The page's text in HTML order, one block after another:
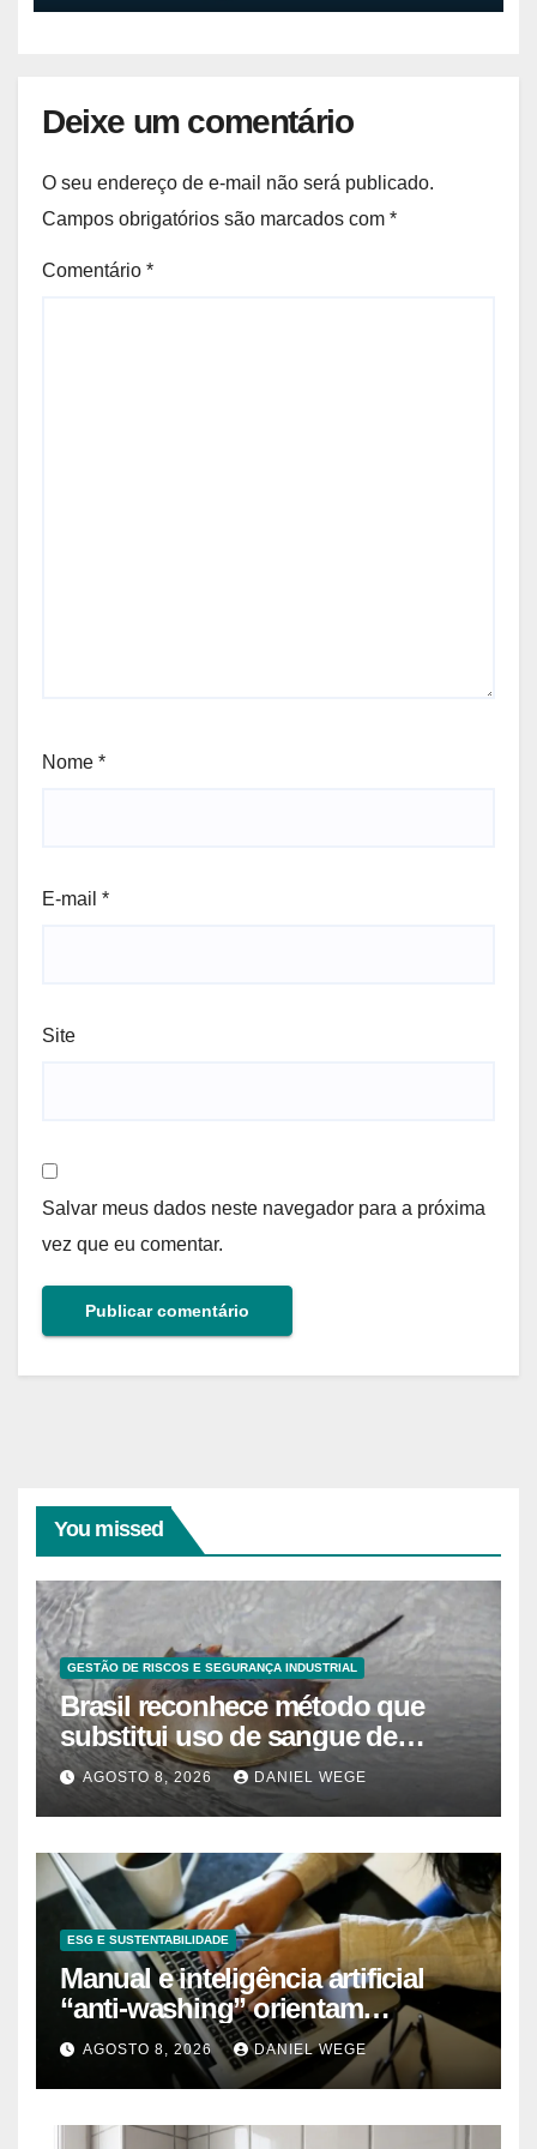
Deixe um comentário
O seu endereço de e-mail não será publicado.
Campos obrigatórios são marcados com *
Comentário *
Nome *
E-mail *
Site
Salvar meus dados neste navegador para a próxima
vez que eu comentar.
You missed
GESTÃO DE RISCOS E SEGURANÇA INDUSTRIAL
Brasil reconhece método que
substitui uso de sangue de
caranguejo-ferradura em testes
farmacêuticos
AGOSTO 8, 2026 DANIEL WEGE
ESG E SUSTENTABILIDADE
Manual e inteligência artificial
“anti-washing” orientam
empresas
AGOSTO 8, 2026 DANIEL WEGE